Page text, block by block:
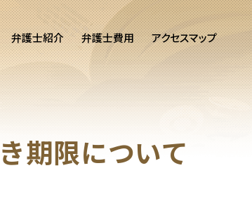
弁護士紹介 弁護士費用 アクセスマップ
期限について